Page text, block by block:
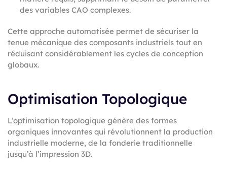
des variables CAO complexes.
Cette approche automatisée permet de sécuriser la
tenue mécanique des composants industriels tout en
réduisant considérablement les cycles de conception
globaux.
Optimisation Topologique
L’optimisation topologique génère des formes
organiques innovantes qui révolutionnent la production
industrielle moderne, de la fonderie traditionnelle
jusqu’à l’impression 3D.